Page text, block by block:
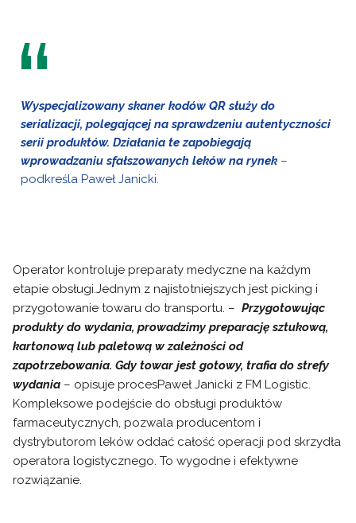
Wyspecjalizowany skaner kodów QR służy do
serializacji, polegającej na sprawdzeniu autentyczności
serii produktów. Działania te zapobiegają
wprowadzaniu sfałszowanych leków na rynek –
podkreśla Paweł Janicki.
Operator kontroluje preparaty medyczne na każdym
etapie obsługi.Jednym z najistotniejszych jest picking i
przygotowanie towaru do transportu. – Przygotowując
produkty do wydania, prowadzimy preparację sztukową,
kartonową lub paletową w zależności od
zapotrzebowania. Gdy towar jest gotowy, trafia do strefy
wydania – opisuje procesPaweł Janicki z FM Logistic.
Kompleksowe podejście do obsługi produktów
farmaceutycznych, pozwala producentom i
dystrybutorom leków oddać całość operacji pod skrzydła
operatora logistycznego. To wygodne i efektywne
rozwiązanie.